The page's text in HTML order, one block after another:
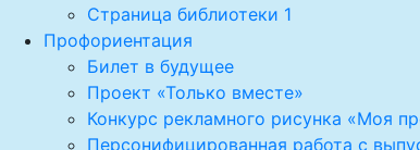
Страница библиотеки 1
Профориентация
Билет в будущее
Проект «Только вместе»
Конкурс рекламного рисунка «Моя
Персонифицированная работа с